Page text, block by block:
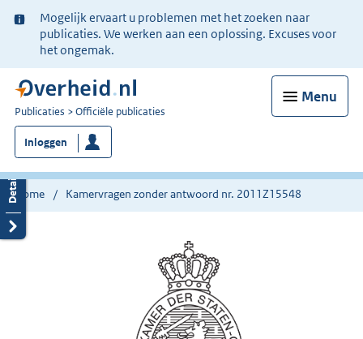
Ter
informatie:
Mogelijk ervaart u problemen met het zoeken naar
publicaties. We werken aan een oplossing. Excuses voor
het ongemak.
Menu
U
bent
nu
hier:
Publicaties Officiële publicaties
Inloggen
Home Kamervragen zonder antwoord nr. 2011Z15548